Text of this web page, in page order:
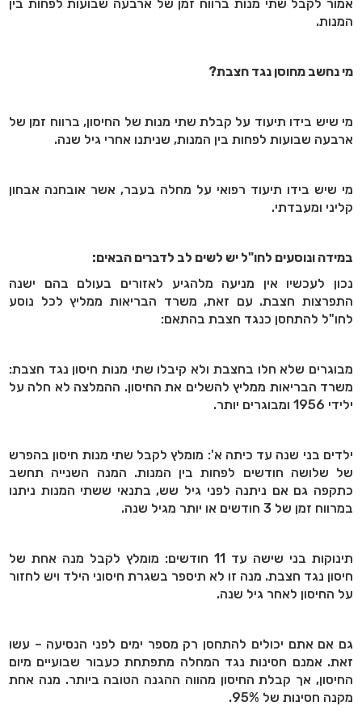
אמור לקבל שתי מנות ברווח זמן של ארבעה שבועות לפחות בין
המנות.
מי נחשב מחוסן נגד חצבת?
מי שיש בידו תיעוד על קבלת שתי מנות של החיסון, ברווח זמן של
ארבעה שבועות לפחות בין המנות, שניתנו אחרי גיל שנה.
מי שיש בידו תיעוד רפואי על מחלה בעבר, אשר אובחנה אבחון
קליני ומעבדתי.
במידה ונוסעים לחו"ל יש לשים לב לדברים הבאים:
נכון לעכשיו אין מניעה מלהגיע לאזורים בעולם בהם ישנה
התפרצות חצבת. עם זאת, משרד הבריאות ממליץ לכל נוסע
לחו"ל להתחסן כנגד חצבת בהתאם:
מבוגרים שלא חלו בחצבת ולא קיבלו שתי מנות חיסון נגד חצבת:
משרד הבריאות ממליץ להשלים את החיסון. ההמלצה לא חלה על
ילידי 1956 ומבוגרים יותר.
ילדים בני שנה עד כיתה א': מומלץ לקבל שתי מנות חיסון בהפרש
של שלושה חודשים לפחות בין המנות. המנה השנייה תחשב
כתקפה גם אם ניתנה לפני גיל שש, בתנאי ששתי המנות ניתנו
במרווח זמן של 3 חודשים או יותר מגיל שנה.
תינוקות בני שישה עד 11 חודשים: מומלץ לקבל מנה אחת של
חיסון נגד חצבת. מנה זו לא תיספר בשגרת חיסוני הילד ויש לחזור
על החיסון לאחר גיל שנה.
גם אם אתם יכולים להתחסן רק מספר ימים לפני הנסיעה – עשו
זאת. אמנם חסינות נגד המחלה מתפתחת כעבור שבועיים מיום
החיסון, אך קבלת החיסון מהווה ההגנה הטובה ביותר. מנה אחת
מקנה חסינות של 95%.